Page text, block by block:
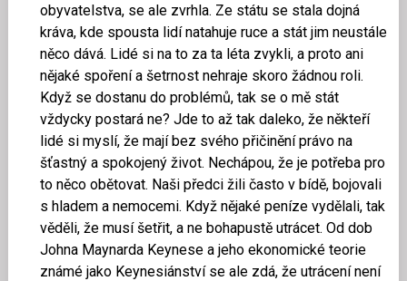
obyvatelstva, se ale zvrhla. Ze státu se stala dojná
kráva, kde spousta lidí natahuje ruce a stát jim neustále
něco dává. Lidé si na to za ta léta zvykli, a proto ani
nějaké spoření a šetrnost nehraje skoro žádnou roli.
Když se dostanu do problémů, tak se o mě stát
vždycky postará ne? Jde to až tak daleko, že někteří
lidé si myslí, že mají bez svého přičinění právo na
šťastný a spokojený život. Nechápou, že je potřeba pro
to něco obětovat. Naši předci žili často v bídě, bojovali
s hladem a nemocemi. Když nějaké peníze vydělali, tak
věděli, že musí šetřit, a ne bohapustě utrácet. Od dob
Johna Maynarda Keynese a jeho ekonomické teorie
známé jako Keynesiánství se ale zdá, že utrácení není